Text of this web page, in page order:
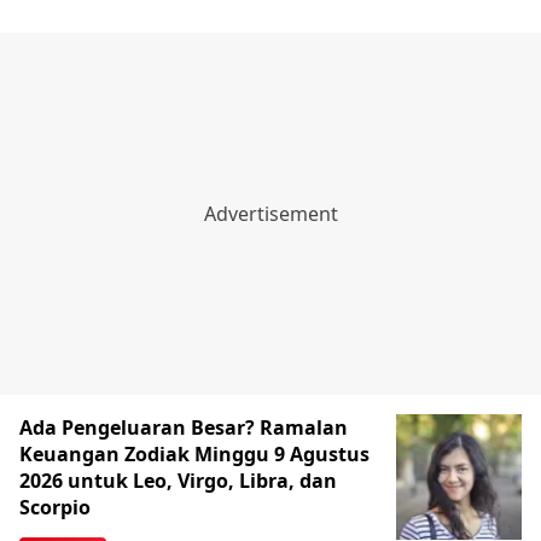
Ada Pengeluaran Besar? Ramalan
Keuangan Zodiak Minggu 9 Agustus
2026 untuk Leo, Virgo, Libra, dan
Scorpio